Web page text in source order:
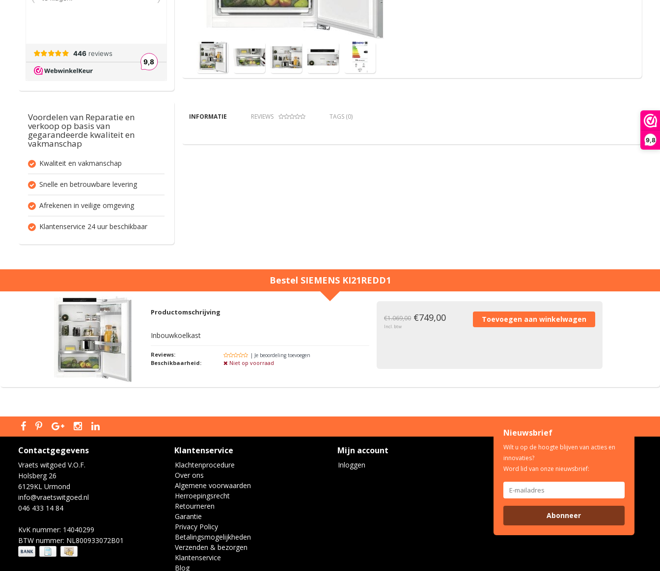
9,8
Voordelen van Reparatie en
verkoop op basis van
gegarandeerde kwaliteit en
vakmanschap
Kwaliteit en vakmanschap
Snelle en betrouwbare levering
Afrekenen in veilige omgeving
Klantenservice 24 uur beschikbaar
INFORMATIE REVIEWS TAGS (0)
Bestel SIEMENS KI21REDD1
Productomschrijving
Inbouwkoelkast
Reviews: | Je beoordeling toevoegen
Beschikbaarheid: Niet op voorraad
€1.069,00 €749,00
Incl. btw
Contactgegevens
Vraets witgoed V.O.F.
Holsberg 26
6129KL Urmond
info@vraetswitgoed.nl
046 433 14 84
KvK nummer: 14040299
BTW nummer: NL800933072B01
Klantenservice
Klachtenprocedure
Over ons
Algemene voorwaarden
Herroepingsrecht
Retourneren
Garantie
Privacy Policy
Betalingsmogelijkheden
Verzenden & bezorgen
Klantenservice
Blog
Mijn account
Inloggen
Nieuwsbrief
Wilt u op de hoogte blijven van acties en
innovaties?
Word lid van onze nieuwsbrief:
Abonneer